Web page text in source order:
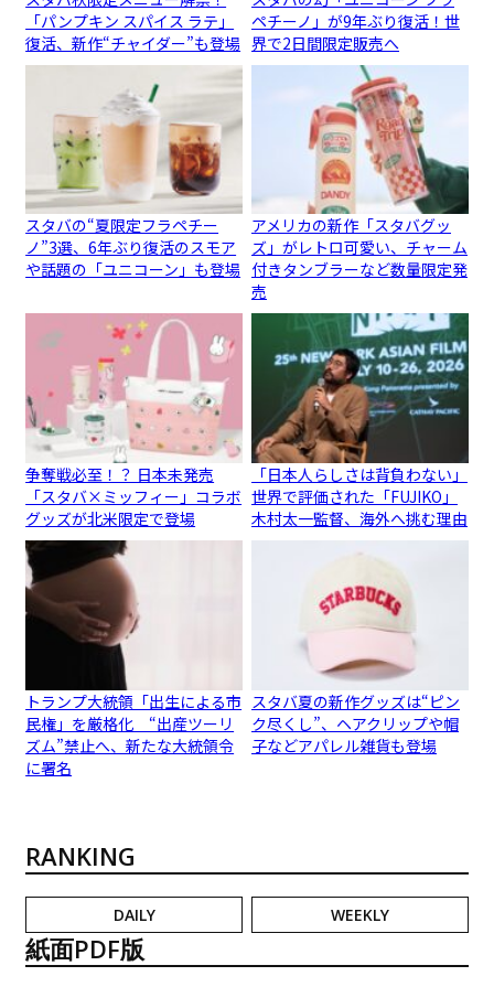
「パンプキン スパイス ラテ」
復活、新作“チャイダー”も登場
ペチーノ」が9年ぶり復活！世
界で2日間限定販売へ
スタバの“夏限定フラペチー
ノ”3選、6年ぶり復活のスモア
や話題の「ユニコーン」も登場
アメリカの新作「スタバグッ
ズ」がレトロ可愛い、チャーム
付きタンブラーなど数量限定発
売
争奪戦必至！？ 日本未発売
「スタバ×ミッフィー」コラボ
グッズが北米限定で登場
「日本人らしさは背負わない」
世界で評価された「FUJIKO」
木村太一監督、海外へ挑む理由
トランプ大統領「出生による市
民権」を厳格化 “出産ツーリ
ズム”禁止へ、新たな大統領令
に署名
スタバ夏の新作グッズは“ピン
ク尽くし”、ヘアクリップや帽
子などアパレル雑貨も登場
RANKING
DAILY WEEKLY
紙面PDF版